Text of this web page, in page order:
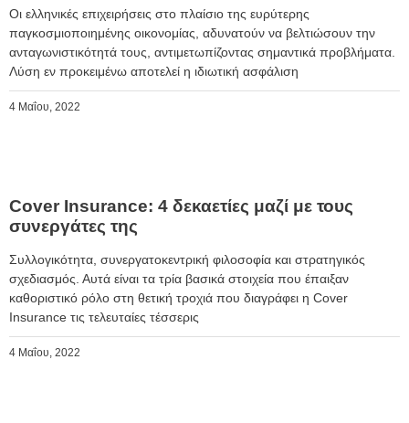
Οι ελληνικές επιχειρήσεις στο πλαίσιο της ευρύτερης
παγκοσμιοποιημένης οικονομίας, αδυνατούν να βελτιώσουν την
ανταγωνιστικότητά τους, αντιμετωπίζοντας σημαντικά προβλήματα.
Λύση εν προκειμένω αποτελεί η ιδιωτική ασφάλιση
4 Μαΐου, 2022
Cover Insurance: 4 δεκαετίες μαζί με τους
συνεργάτες της
Συλλογικότητα, συνεργατοκεντρική φιλοσοφία και στρατηγικός
σχεδιασμός. Αυτά είναι τα τρία βασικά στοιχεία που έπαιξαν
καθοριστικό ρόλο στη θετική τροχιά που διαγράφει η Cover
Insurance τις τελευταίες τέσσερις
4 Μαΐου, 2022